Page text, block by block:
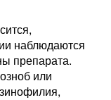
наблюдаются
препарата.
или